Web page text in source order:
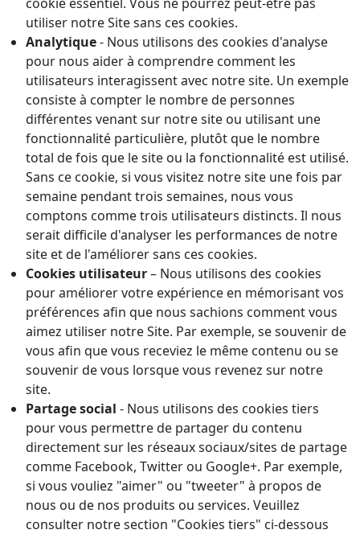
utiliser notre Site sans ces cookies.
Analytique- Nous utilisons des cookies d'analyse
pour nous aider à comprendre comment les
utilisateurs interagissent avec notre site. Un exemple
consiste à compter le nombre de personnes
différentes venant sur notre site ou utilisant une
fonctionnalité particulière, plutôt que le nombre
total de fois que le site ou la fonctionnalité est utilisé.
Sans ce cookie, si vous visitez notre site une fois par
semaine pendant trois semaines, nous vous
comptons comme trois utilisateurs distincts. Il nous
serait difficile d'analyser les performances de notre
site et de l'améliorer sans ces cookies.
Cookies utilisateur– Nous utilisons des cookies
pour améliorer votre expérience en mémorisant vos
préférences afin que nous sachions comment vous
aimez utiliser notre Site. Par exemple, se souvenir de
vous afin que vous receviez le même contenu ou se
souvenir de vous lorsque vous revenez sur notre
site.
Partage social - Nous utilisons des cookies tiers
pour vous permettre de partager du contenu
directement sur les réseaux sociaux/sites de partage
comme Facebook, Twitter ou Google+. Par exemple,
si vous vouliez "aimer" ou "tweeter" à propos de
nous ou de nos produits ou services. Veuillez
consulter notre section "Cookies tiers" ci-dessous